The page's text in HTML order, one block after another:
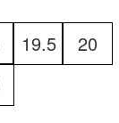
19.5
20